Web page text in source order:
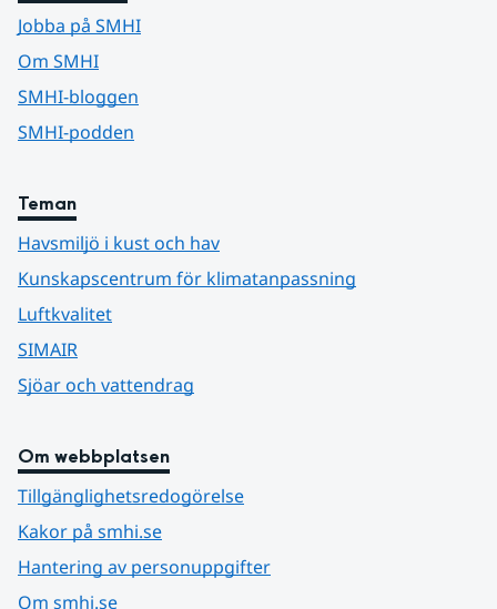
Jobba på SMHI
Om SMHI
SMHI-bloggen
SMHI-podden
Teman
Havsmiljö i kust och hav
Kunskapscentrum för klimatanpassning
Luftkvalitet
SIMAIR
Sjöar och vattendrag
Om webbplatsen
Tillgänglighetsredogörelse
Kakor på smhi.se
Hantering av personuppgifter
Om smhi.se